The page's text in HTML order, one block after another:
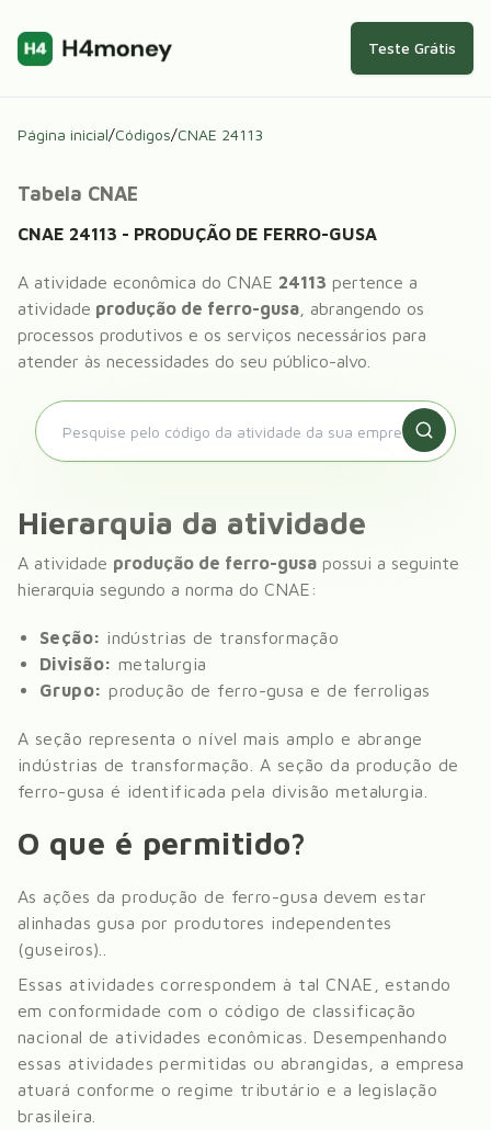
Teste Grátis
Página inicial/Códigos/CNAE 24113
Tabela CNAE
CNAE 24113 - PRODUÇÃO DE FERRO-GUSA
A atividade econômica do CNAE 24113 pertence a
atividade produção de ferro-gusa , abrangendo os
processos produtivos e os serviços necessários para
atender às necessidades do seu público-alvo.
Hierarquia da atividade
A atividade produção de ferro-gusa possui a seguinte
hierarquia segundo a norma do CNAE:
Seção: indústrias de transformação
Divisão: metalurgia
Grupo: produção de ferro-gusa e de ferroligas
A seção representa o nível mais amplo e abrange
indústrias de transformação
. A seção da produção de
ferro-gusa é identificada pela divisão metalurgia
O que é permitido?
As ações da produção de ferro-gusa devem estar
alinhadas gusa por produtores independentes
(guseiros).
Essas atividades correspondem à tal CNAE, estando
em conformidade com o código de classificação
nacional de atividades econômicas. Desempenhando
essas atividades permitidas ou abrangidas, a empresa
atuará conforme o regime tributário e a legislação
brasileira.